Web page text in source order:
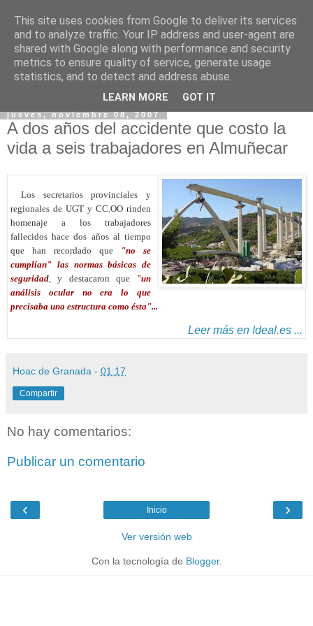
jueves, noviembre 08, 2007
A dos años del accidente que costo la
vida a seis trabajadores en Almuñecar
Los secretarios provinciales y
regionales de UGT y CC.OO rinden
homenaje a los trabajadores
fallecidos hace dos años al tiempo
que han recordado que
"no se
cumplían" las normas básicas de
seguridad , y destacaron que
"un
análisis ocular no era lo que
precisaba una estructura como ésta"...
Leer más en Ideal.es ...
Hoac de Granada - 01:17
Compartir
No hay comentarios:
Publicar un comentario
‹ ›
Inicio
Ver versión web
Con la tecnología de Blogger.
This site uses cookies from Google to deliver its services
and to analyze traffic. Your IP address and user-agent are
shared with Google along with performance and security
metrics to ensure quality of service, generate usage
statistics, and to detect and address abuse.
LEARN MORE GOT IT